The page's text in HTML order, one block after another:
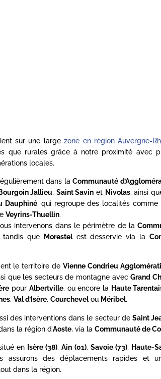
sur une largezone en région Auvergne-
que rurales grâce à notre proximité avec
locales.
dans laCommunauté
Bourgoin Jallieu, Saint Savin et Nivolas, ainsi
Dauphiné, qui regroupe des localités comme
Veyrins-Thuellin.
intervenons dans le périmètre de la
tandis que Morestelest desservie via la
le territoire de Vienne Condrieu
que les secteurs de montagne avecGrand
pour Albertville, ou encore la Haute
, Val d’Isère, Courchevelou Méribel.
des interventions dans le secteur de Saint
la région d’Aoste, via la Communauté de
en Isère (38),Ain (01), Savoie (73), Haute-
assurons des déplacements rapides et
dans la région.